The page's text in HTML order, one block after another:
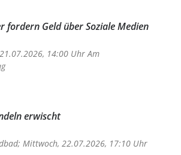
fordern Geld über Soziale Medien
14:00 Uhr Am
erwischt
Mittwoch, 22.07.2026, 17:10 Uhr